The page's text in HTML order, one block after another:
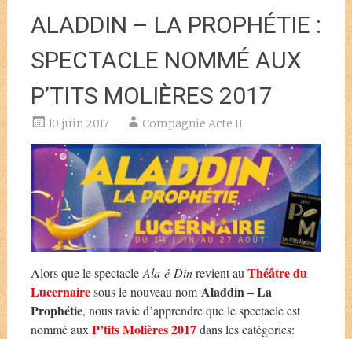
ALADDIN – LA PROPHÉTIE :
SPECTACLE NOMMÉ AUX
P’TITS MOLIÈRES 2017
10 juin 2017 Compagnie Acte II
Alors que le spectacle Ala-é-Dinrevient au Théâtre du
Lucernairesous le nouveau nom Aladdin – La
Prophétie, nous ravie d’apprendre que le spectacle est
nommé aux P’tits Molières 2017dans les catégories: